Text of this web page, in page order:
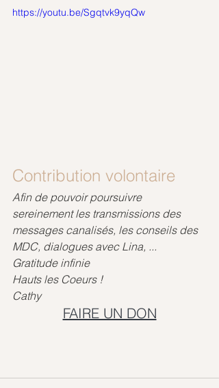
https://youtu.be/Sgqtvk9yqQw
Contribution volontaire
Afin de pouvoir poursuivre
sereinement les transmissions des
messages canalisés, les conseils des
MDC, dialogues avec Lina, ...
Gratitude infinie
Hauts les Coeurs !
Cathy
FAIRE UN DON